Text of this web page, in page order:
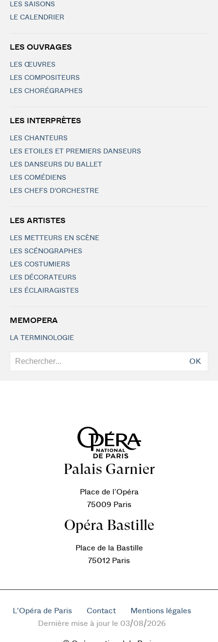
LES SAISONS
LE CALENDRIER
LES OUVRAGES
LES ŒUVRES
LES COMPOSITEURS
LES CHORÉGRAPHES
LES INTERPRÈTES
LES CHANTEURS
LES ETOILES ET PREMIERS DANSEURS
LES DANSEURS DU BALLET
LES COMÉDIENS
LES CHEFS D'ORCHESTRE
LES ARTISTES
LES METTEURS EN SCÈNE
LES SCÉNOGRAPHES
LES COSTUMIERS
LES DÉCORATEURS
LES ÉCLAIRAGISTES
MEMOPERA
LA TERMINOLOGIE
OK
Palais Garnier
Place de l’Opéra
75009 Paris
Opéra Bastille
Place de la Bastille
75012 Paris
L'Opéra de Paris Contact
Mentions légales
Dernière mise à jour le 03/08/2026